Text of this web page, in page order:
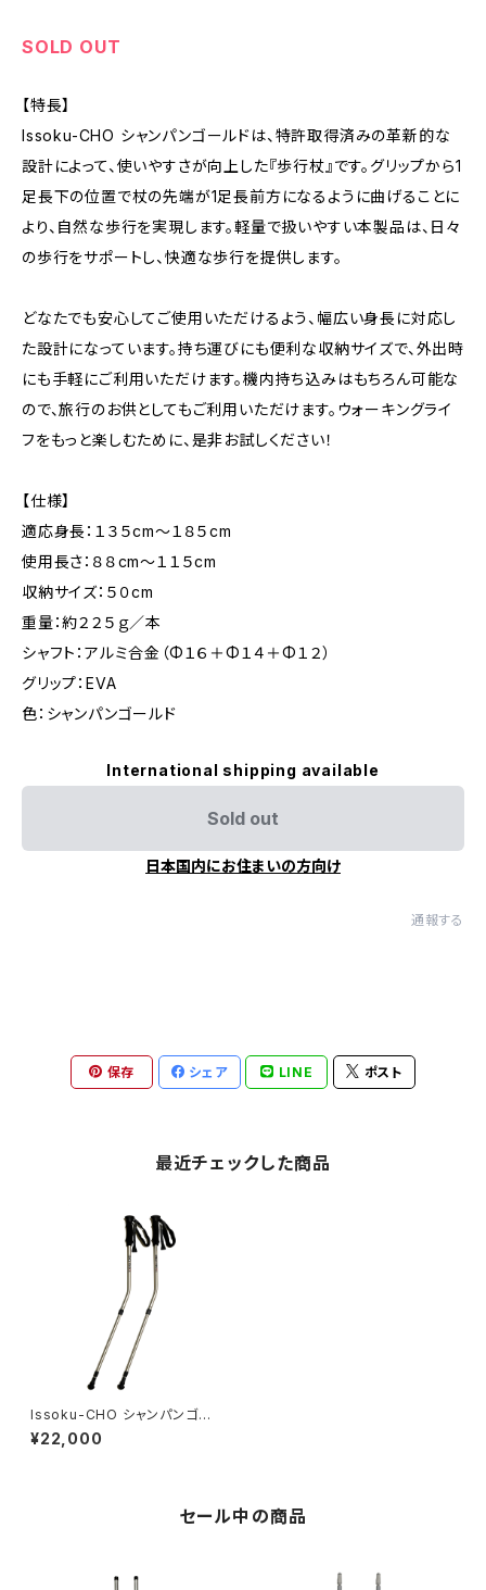
SOLD OUT
【特長】
Issoku-CHO シャンパンゴールドは、特許取得済みの革新的な
設計によって、使いやすさが向上した『歩行杖』です。グリップから1
足長下の位置で杖の先端が1足長前方になるように曲げることに
より、自然な歩行を実現します。軽量で扱いやすい本製品は、日々
の歩行をサポートし、快適な歩行を提供します。
どなたでも安心してご使用いただけるよう、幅広い身長に対応し
た設計になっています。持ち運びにも便利な収納サイズで、外出時
にも手軽にご利用いただけます。機内持ち込みはもちろん可能な
ので、旅行のお供としてもご利用いただけます。ウォーキングライ
フをもっと楽しむために、是非お試しください！
【仕様】
適応身長：１３５cm～１８５cm
使用長さ：８８cm～１１５cm
収納サイズ：５０cm
重量：約２２５ｇ／本
シャフト：アルミ合金（Φ１６＋Φ１４＋Φ１２）
グリップ：EVA
色：シャンパンゴールド
International shipping available
Sold out
日本国内にお住まいの方向け
通報する
保存 シェア LINE ポスト
最近チェックした商品
Issoku-CHO シャンパンゴー
ルド 2本
¥22,000
セール中の商品